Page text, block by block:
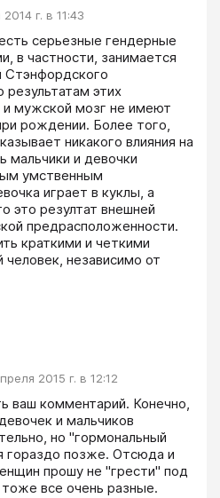
г. в 11:43
серьезные гендерные
в частности, занимается
Стэнфордского
результатам этих
и мужской мозг не имеют
рождении. Более того,
никакого влияния на
мальчики и девочки
умственным
играет в куклы, а
это резултат внешней
предрасположенности.
краткими и четкими
независимо от
2015 г. в 12:12
ваш комментарий. Конечно,
и мальчиков
но "гормональный
гораздо позже. Отсюда и
прошу не "грести" под
все очень разные.